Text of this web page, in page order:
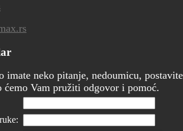
imate neko pitanje, nedoumicu, postavite
ćemo Vam pružiti odgovor i pomoć.